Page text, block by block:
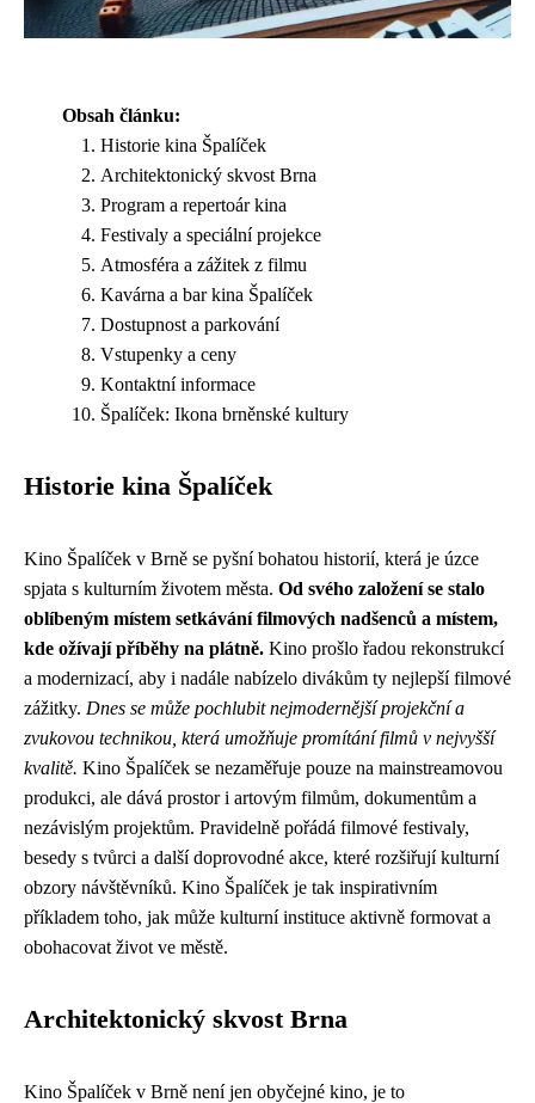
Obsah článku:
Historie kina Špalíček
Architektonický skvost Brna
Program a repertoár kina
Festivaly a speciální projekce
Atmosféra a zážitek z filmu
Kavárna a bar kina Špalíček
Dostupnost a parkování
Vstupenky a ceny
Kontaktní informace
Špalíček: Ikona brněnské kultury
Historie kina Špalíček
Kino Špalíček v Brně se pyšní bohatou historií, která je úzce
spjata s kulturním životem města. Od svého založení se stalo
oblíbeným místem setkávání filmových nadšenců a místem,
kde ožívají příběhy na plátně. Kino prošlo řadou rekonstrukcí
a modernizací, aby i nadále nabízelo divákům ty nejlepší filmové
zážitky. Dnes se může pochlubit nejmodernější projekční a
zvukovou technikou, která umožňuje promítání filmů v nejvyšší
kvalitě. Kino Špalíček se nezaměřuje pouze na mainstreamovou
produkci, ale dává prostor i artovým filmům, dokumentům a
nezávislým projektům. Pravidelně pořádá filmové festivaly,
besedy s tvůrci a další doprovodné akce, které rozšiřují kulturní
obzory návštěvníků. Kino Špalíček je tak inspirativním
příkladem toho, jak může kulturní instituce aktivně formovat a
obohacovat život ve městě.
Architektonický skvost Brna
Kino Špalíček v Brně není jen obyčejné kino, je to